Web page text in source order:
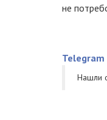
не
Telegram
Нашли